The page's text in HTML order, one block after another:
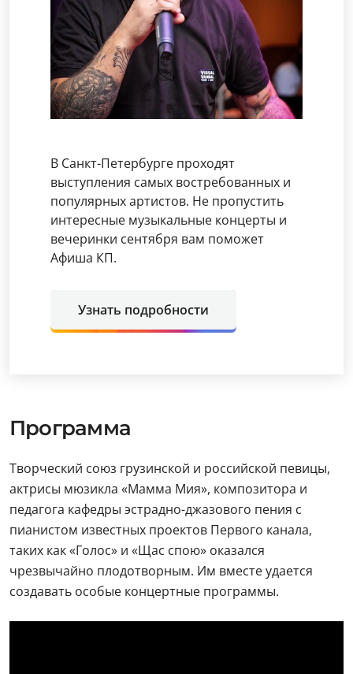
В Санкт-Петербурге проходят
выступления самых востребованных и
популярных артистов. Не пропустить
интересные музыкальные концерты и
вечеринки сентября вам поможет
Афиша КП.
Узнать подробности
Программа
Творческий союз грузинской и российской певицы,
актрисы мюзикла «Мамма Мия», композитора и
педагога кафедры эстрадно-джазового пения с
пианистом известных проектов Первого канала,
таких как «Голос» и «Щас спою» оказался
чрезвычайно плодотворным. Им вместе удается
создавать особые концертные программы.